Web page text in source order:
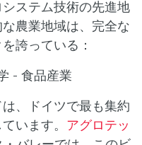
ステム技術の先進地
農業地域は、完全な
誇っている：
- 食品産業
、ドイツで最も集約
います。 アグロテッ